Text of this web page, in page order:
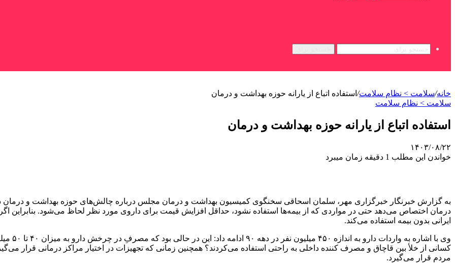
خانه/سلامت > نظام سلامت/ استفاده اتباع از یارانه حوزه بهداشت و درمان
سلامت > نظام سلامت
استفاده اتباع از یارانه حوزه بهداشت و درمان
۱۴۰۳/۰۸/۲۲
خواندن این مطلب 1 دقیقه زمان میبرد
به گزارش خبرنگار خبرگزاری مهر، سلمان اسحاقی سخنگوی کمیسیون بهداشت و درمان مجلس درباره چالش‌های حوزه بهداشت و درمان در
درمان اختصاص می‌دهد حتی در مواردی که از بیمه‌ها استفاده نشود، حداقل افزایش قیمت برای داروی مورد نظر لحاظ می‌شود. بنابراین
ایرانی بدون بیمه استفاده می‌کند.
وی با
کسانی از خلأ بین قاچاق و مصرف کننده داخلی به راحتی استفاده می‌کردند؟ همچنین زمانی که تجهیزات در اختیار مراکز درمانی قرار می‌گیرد
مردم قرار می‌گیرد.